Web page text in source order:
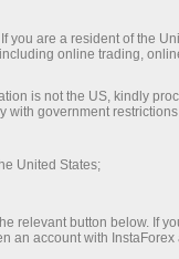
cho
một phương
trader mà
số lượng đầu
you are a resident of the
online trading,
is not the US, kindly
with government
United States;
relevant button below. If
an account with InstaForex